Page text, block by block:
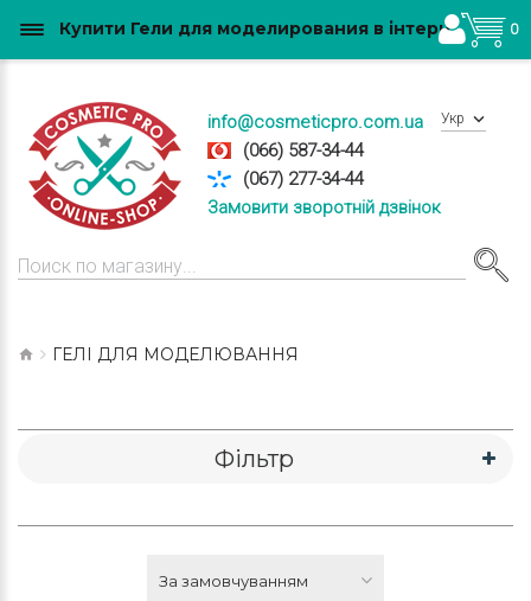
info@cosmeticpro.com.ua
(066) 587-34-44
(067) 277-34-44
Замовити зворотній дзвінок
Укр
0
ГЕЛІ ДЛЯ МОДЕЛЮВАННЯ
Фільтр
За замовчуванням
Купити Гели для моделирования в інтернет магазині CosmeticPro.com.ua